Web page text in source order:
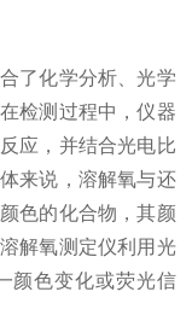
了化学分析、光学
检测过程中，仪器
应，并结合光电比
来说，溶解氧与还
色的化合物，其颜
解氧测定仪利用光
颜色变化或荧光信